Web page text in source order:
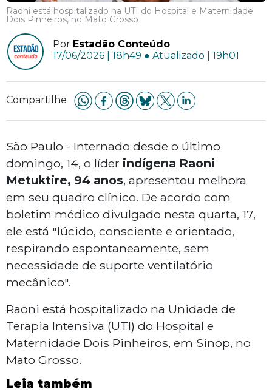
Raoni está hospitalizado na UTI do Hospital e Maternidade
Dois Pinheiros, no Mato Grosso
Por Estadão Conteúdo
17/06/2026 | 18h49 ● Atualizado | 19h01
Compartilhe
São Paulo - Internado desde o último
domingo, 14, o líder indígena Raoni
Metuktire, 94 anos, apresentou melhora
em seu quadro clínico. De acordo com
boletim médico divulgado nesta quarta, 17,
ele está "lúcido, consciente e orientado,
respirando espontaneamente, sem
necessidade de suporte ventilatório
mecânico".
Raoni está hospitalizado na Unidade de
Terapia Intensiva (UTI) do Hospital e
Maternidade Dois Pinheiros, em Sinop, no
Mato Grosso.
Leia também